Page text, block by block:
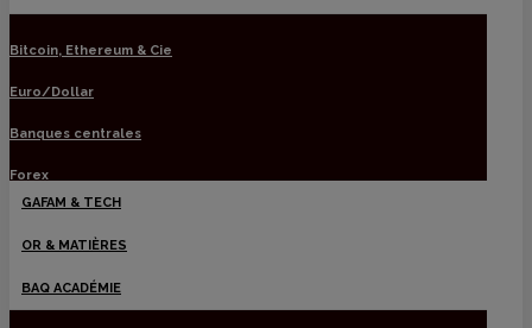
Bitcoin, Ethereum & Cie
Euro/Dollar
Banques centrales
Forex
GAFAM & TECH
OR & MATIÈRES
BAQ ACADÉMIE